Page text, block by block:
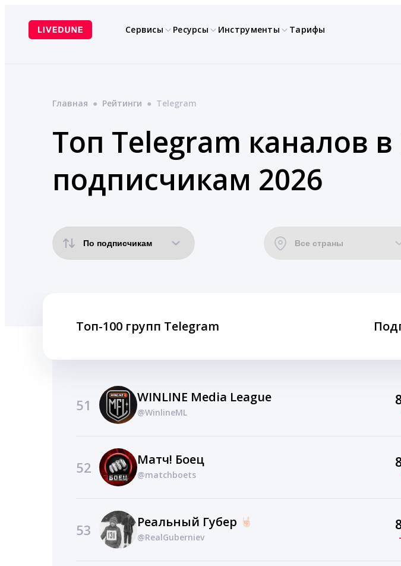
содержимому
Сервисы Ресурсы Инструменты Тарифы
Главная ● Рейтинги ● Telegram
Топ Telegram каналов
подписчикам 2026
Топ-100 групп Telegram
51 WINLINE Media League
@WinlineML
52 Матч! Боец
@matchboets
53 Реальный Губер
@RealGuberniev